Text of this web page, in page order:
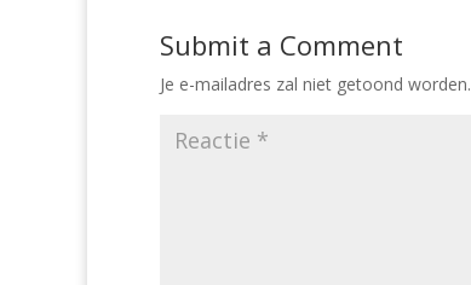
Submit a Comment
Je e-mailadres zal niet getoond worden.